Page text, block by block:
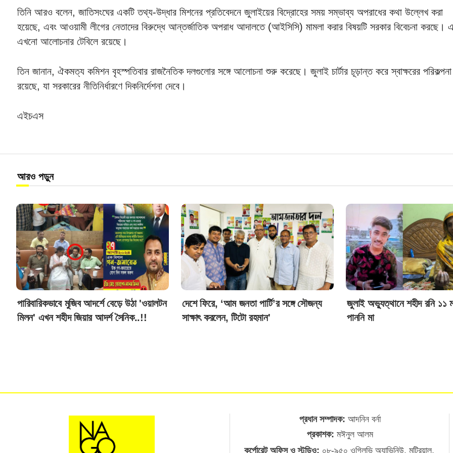
তিনি আরও বলেন, জাতিসংঘের একটি তথ্য-উদ্ধার মিশনের প্রতিবেদনে জুলাইয়ের বিদ্রোহের সময় সম্ভাব্য অপরাধের কথা উল্লেখ করা
হয়েছে, এবং আওয়ামী লীগের নেতাদের বিরুদ্ধে আন্তর্জাতিক অপরাধ আদালতে (আইসিসি) মামলা করার বিষয়টি সরকার বিবেচনা করছে।
এখনো আলোচনার টেবিলে রয়েছে।
তিন জানান, ঐকমত্য কমিশন বৃহস্পতিবার রাজনৈতিক দলগুলোর সঙ্গে আলোচনা শুরু করেছে। জুলাই চার্টার চূড়ান্ত করে স্বাক্ষরের পরিকল্পনা
রয়েছে, যা সরকারের নীতিনির্ধারণে দিকনির্দেশনা দেবে।
এইচএস
আরও পড়ুন
পারিবারিকভাবে মুজিব আদর্শে বেড়ে উঠা 'ওয়ালটন
মিলন' এখন শহীদ জিয়ার আদর্শ সৈনিক..!!
দেশে ফিরে, ‘আম জনতা পার্টি’র সঙ্গে সৌজন্য
সাক্ষাৎ করলেন, টিটো রহমান'
জুলাই অভ্যুত্থানে শহীদ রনি ১১
পাননি মা
প্রধান সম্পাদক: আদনিন বর্না
প্রকাশক: মঈনুল আলম
কর্পোরেট অফিস ও স্টুডিও: ০৮-৯৫০ ওগিলভি অ্যাভিনিউ, মন্ট্রিয়াল,